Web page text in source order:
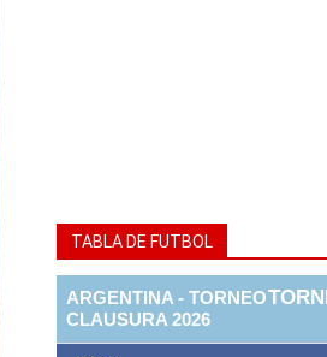
TABLA DE FUTBOL